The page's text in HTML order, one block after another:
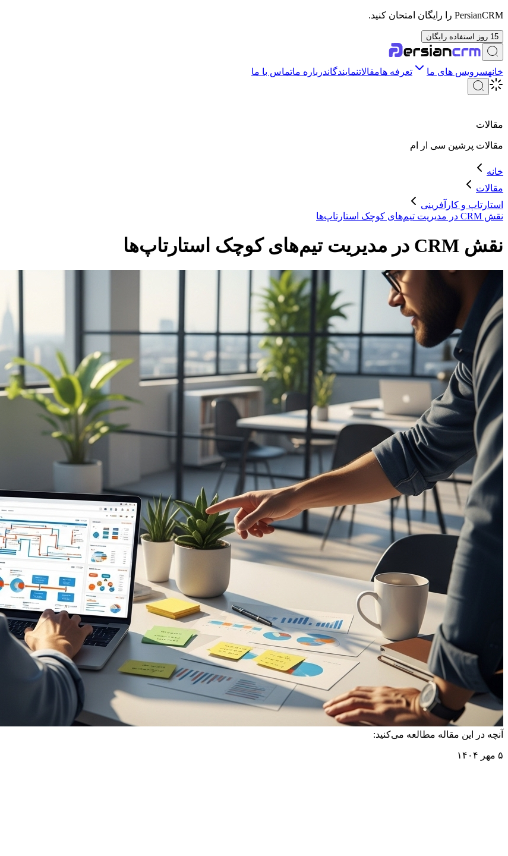
PersianCRM را رایگان امتحان کنید.
15 روز استفاده رایگان
خانهسرویس های ما تعرفه هامقالاتنمایندگاندرباره ماتماس با ما
مقالات
مقالات پرشین سی ار ام
خانه
مقالات
استارتاپ و کارآفرینی
نقش CRM در مدیریت تیم‌های کوچک استارتاپ‌ها
نقش CRM در مدیریت تیم‌های کوچک استارتاپ‌ها
آنچه در این مقاله مطالعه می‌کنید:
۵ مهر ۱۴۰۴